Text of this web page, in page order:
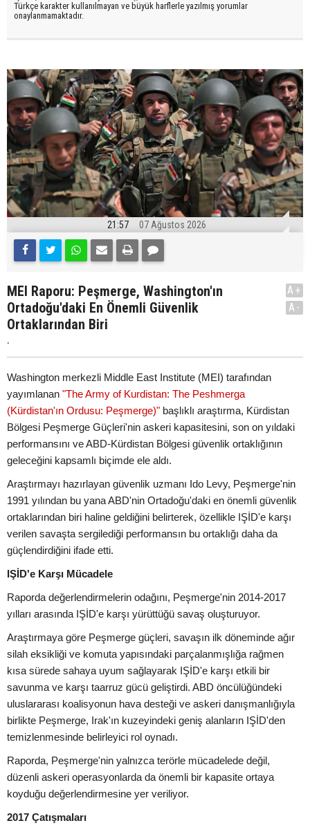
Türkçe karakter kullanılmayan ve büyük harflerle yazılmış yorumlar
onaylanmamaktadır.
21:57 07 Ağustos 2026
MEI Raporu: Peşmerge, Washington'ın
Ortadoğu'daki En Önemli Güvenlik
Ortaklarından Biri
.
A+
A-
Washington merkezli Middle East Institute (MEI) tarafından
yayımlanan "The Army of Kurdistan: The Peshmerga
(Kürdistan'ın Ordusu: Peşmerge)" başlıklı araştırma, Kürdistan
Bölgesi Peşmerge Güçleri'nin askeri kapasitesini, son on yıldaki
performansını ve ABD-Kürdistan Bölgesi güvenlik ortaklığının
geleceğini kapsamlı biçimde ele aldı.
Araştırmayı hazırlayan güvenlik uzmanı Ido Levy, Peşmerge'nin
1991 yılından bu yana ABD'nin Ortadoğu'daki en önemli güvenlik
ortaklarından biri haline geldiğini belirterek, özellikle IŞİD'e karşı
verilen savaşta sergilediği performansın bu ortaklığı daha da
güçlendirdiğini ifade etti.
IŞİD'e Karşı Mücadele
Raporda değerlendirmelerin odağını, Peşmerge'nin 2014-2017
yılları arasında IŞİD'e karşı yürüttüğü savaş oluşturuyor.
Araştırmaya göre Peşmerge güçleri, savaşın ilk döneminde ağır
silah eksikliği ve komuta yapısındaki parçalanmışlığa rağmen
kısa sürede sahaya uyum sağlayarak IŞİD'e karşı etkili bir
savunma ve karşı taarruz gücü geliştirdi. ABD öncülüğündeki
uluslararası koalisyonun hava desteği ve askeri danışmanlığıyla
birlikte Peşmerge, Irak'ın kuzeyindeki geniş alanların IŞİD'den
temizlenmesinde belirleyici rol oynadı.
Raporda, Peşmerge'nin yalnızca terörle mücadelede değil,
düzenli askeri operasyonlarda da önemli bir kapasite ortaya
koyduğu değerlendirmesine yer veriliyor.
2017 Çatışmaları